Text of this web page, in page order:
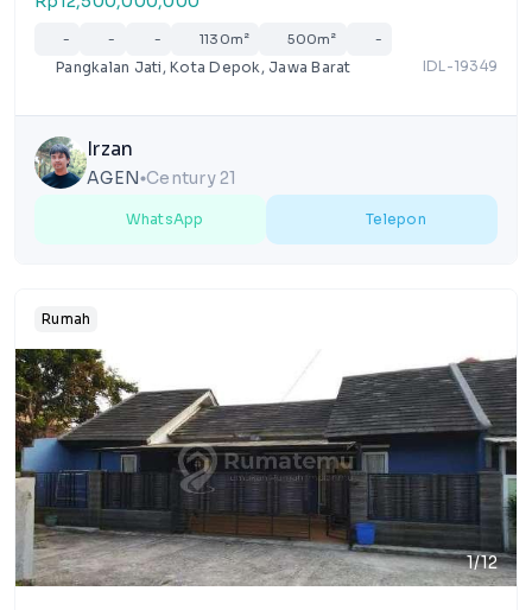
- - - 1130m² 500m² -
Pangkalan Jati, Kota Depok, Jawa Barat IDL-19349
Irzan
AGEN lensCentury 21
WhatsApp Telepon
Rumah
1/12